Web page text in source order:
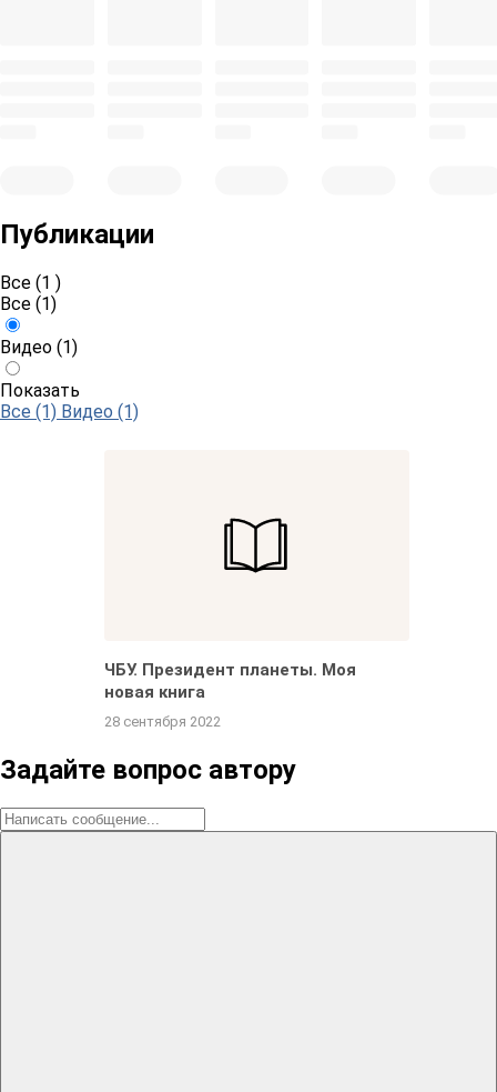
Публикации
Все (1 )
Все (1)
Видео (1)
Показать
Все (1) Видео (1)
ЧБУ. Президент планеты. Моя
новая книга
28 сентября 2022
Задайте вопрос автору